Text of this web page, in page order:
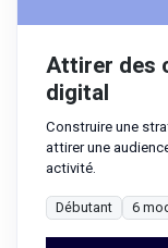
Attirer des
digital
Construire une
attirer une
activité.
Débutant 6